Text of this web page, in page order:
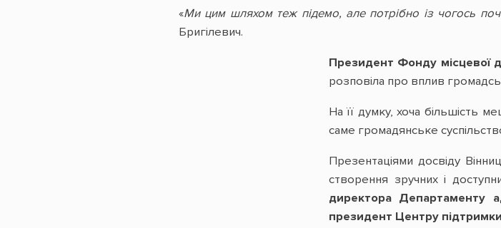
«Ми цим шляхом теж підемо, але потрібно із чогось
Бригілевич.
Президент Фонду місцевої
розповіла про вплив
На її думку, хоча більшість
саме громадянське
Презентаціями досвіду
створення зручних і
директора Департаменту
президент Центру